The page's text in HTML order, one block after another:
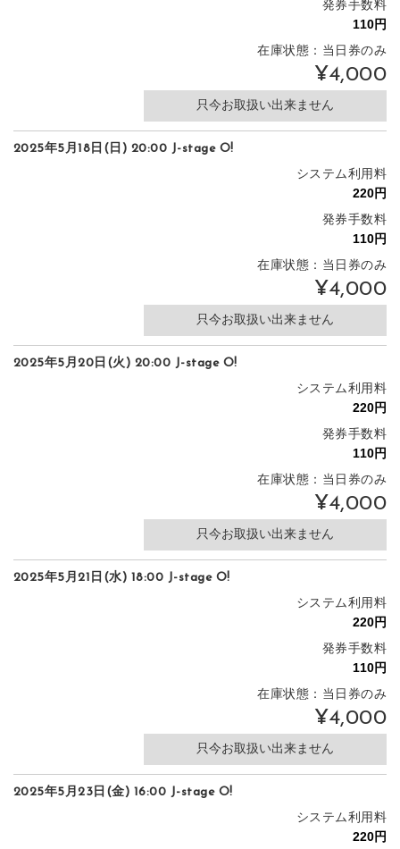
発券手数料
在庫状態：当日券のみ
¥4,000
只今お取扱い出来ません
2025年5月18日(日) 20:00 J-stage O!
システム利用料
発券手数料
在庫状態：当日券のみ
¥4,000
只今お取扱い出来ません
2025年5月20日(火) 20:00 J-stage O!
システム利用料
発券手数料
在庫状態：当日券のみ
¥4,000
只今お取扱い出来ません
2025年5月21日(水) 18:00 J-stage O!
システム利用料
発券手数料
在庫状態：当日券のみ
¥4,000
只今お取扱い出来ません
2025年5月23日(金) 16:00 J-stage O!
システム利用料